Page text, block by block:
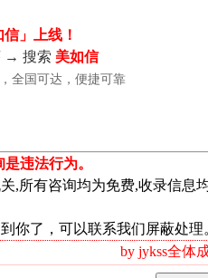
不予假释
不予假释
」上线！
→ 搜索 美如信
全国可达，便捷可靠
违法行为。
,所有咨询均为免费,收录信息
你了，可以联系我们屏蔽处理
by jykss全体